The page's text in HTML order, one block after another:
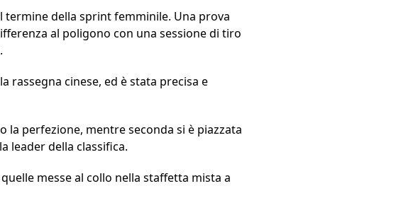
termine della sprint femminile. Una prova
al poligono con una sessione di tiro
rassegna cinese, ed è stata precisa e
la perfezione, mentre seconda si è piazzata
leader della classifica.
messe al collo nella staffetta mista a